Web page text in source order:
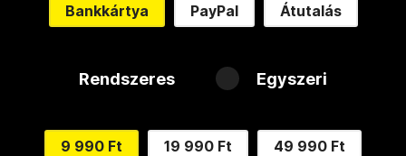
Bankkártya PayPal Átutalás
Rendszeres Egyszeri
9 990 Ft 19 990 Ft 49 990 Ft